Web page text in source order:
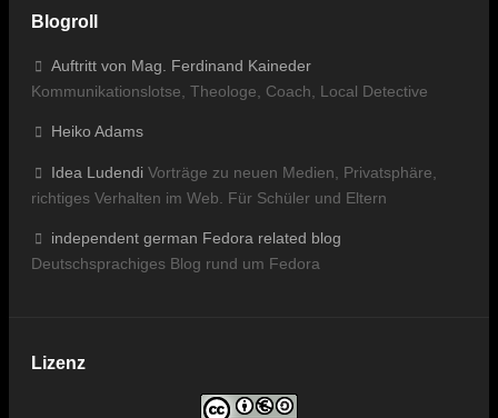
Blogroll
Auftritt von Mag. Ferdinand Kaineder
Kommunikationslotse, Theologe, Coach, Local Detective
Heiko Adams
Idea Ludendi Vorträge zu neuen Medien, Privatsphäre,
richtiges Verhalten im Web. Für Schüler und Eltern
independent german Fedora related blog
Deutschsprachiges Blog rund um Fedora
Lizenz